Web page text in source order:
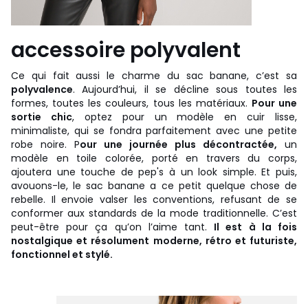
accessoire polyvalent
Ce qui fait aussi le charme du sac banane, c’est sa
polyvalence. Aujourd’hui, il se décline sous toutes les
formes, toutes les couleurs, tous les matériaux. Pour une
sortie chic, optez pour un modèle en cuir lisse,
minimaliste, qui se fondra parfaitement avec une petite
robe noire. Pour une journée plus décontractée, un
modèle en toile colorée, porté en travers du corps,
ajoutera une touche de pep's à un look simple. Et puis,
avouons-le, le sac banane a ce petit quelque chose de
rebelle. Il envoie valser les conventions, refusant de se
conformer aux standards de la mode traditionnelle. C’est
peut-être pour ça qu’on l’aime tant. Il est à la fois
nostalgique et résolument moderne, rétro et futuriste,
fonctionnel et stylé.